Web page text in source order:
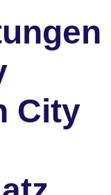
City